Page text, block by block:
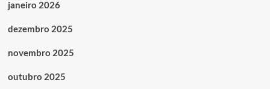
janeiro 2026
dezembro 2025
novembro 2025
outubro 2025